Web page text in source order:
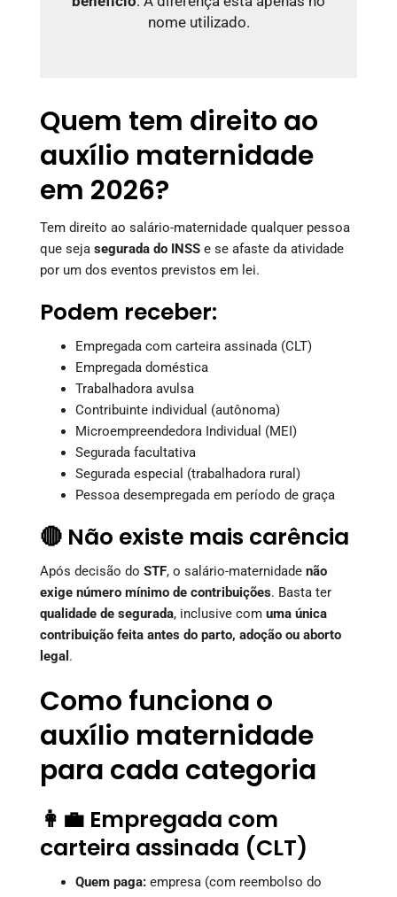
nome utilizado.
Quem tem direito ao
auxílio maternidade
em 2026?
Tem direito ao salário-maternidade qualquer pessoa
que seja segurada do INSS e se afaste da atividade
por um dos eventos previstos em lei.
Podem receber:
Empregada com carteira assinada (CLT)
Empregada doméstica
Trabalhadora avulsa
Contribuinte individual (autônoma)
Microempreendedora Individual (MEI)
Segurada facultativa
Segurada especial (trabalhadora rural)
Pessoa desempregada em período de graça
🔴 Não existe mais carência
Após decisão do STF, o salário-maternidade não
exige número mínimo de contribuições. Basta ter
qualidade de segurada, inclusive com uma única
contribuição feita antes do parto, adoção ou aborto
legal .
Como funciona o
auxílio maternidade
para cada categoria
👩‍💼 Empregada com
carteira assinada (CLT)
Quem paga: empresa (com reembolso do